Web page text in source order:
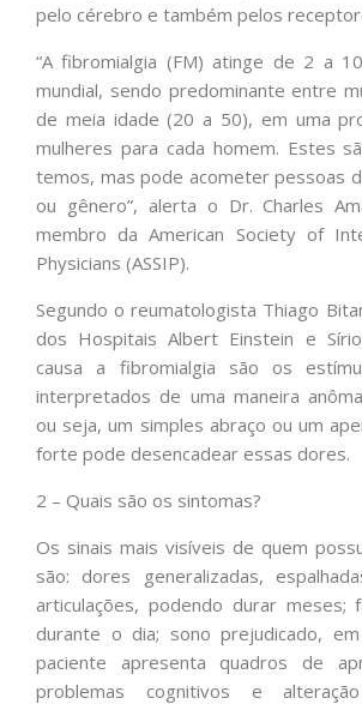
pelo cérebro e também pelos
“A fibromialgia (FM) atinge de 2 a
mundial, sendo predominante entre
de meia idade (20 a 50), em uma
mulheres para cada homem. Estes
temos, mas pode acometer pessoas
ou gênero”, alerta o Dr. Charles
membro da American Society of
Physicians (ASSIP).
Segundo o reumatologista Thiago
dos Hospitais Albert Einstein e
causa a fibromialgia são os
interpretados de uma maneira
ou seja, um simples abraço ou um
forte pode desencadear essas dores.
2 – Quais são os sintomas?
Os sinais mais visíveis de quem
são: dores generalizadas,
articulações, podendo durar meses;
durante o dia; sono prejudicado,
paciente apresenta quadros de
problemas cognitivos e